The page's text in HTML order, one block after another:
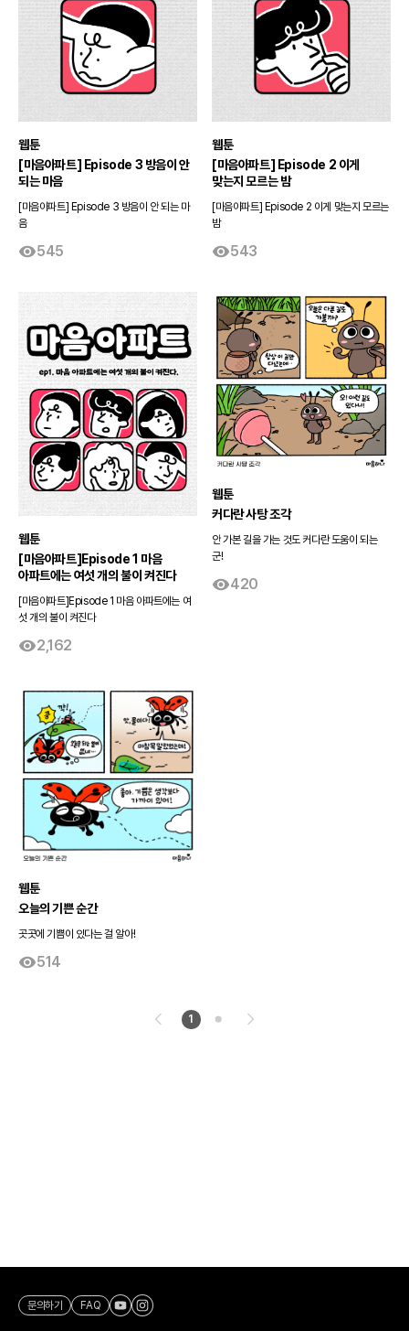
웹툰
[마음아파트] Episode 3 방음이 안
되는 마음
[마음아파트] Episode 3 방음이 안 되는 마
음
545
웹툰
[마음아파트] Episode 2 이게
맞는지 모르는 밤
[마음아파트] Episode 2 이게 맞는지 모르는
밤
543
웹툰
[마음아파트]Episode 1 마음
아파트에는 여섯 개의 불이 켜진다
[마음아파트]Episode 1 마음 아파트에는 여
섯 개의 불이 켜진다
2,162
웹툰
커다란 사탕 조각
안 가본 길을 가는 것도 커다란 도움이 되는
군!
420
웹툰
오늘의 기쁜 순간
곳곳에 기쁨이 있다는 걸 알아!
514
1
문의하기 FAQ